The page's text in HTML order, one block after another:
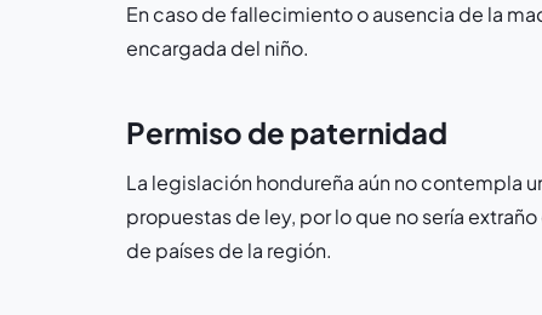
En caso de fallecimiento o ausencia de la
encargada del niño.
Permiso de paternidad
La legislación hondureña aún no contempla
propuestas de ley, por lo que no sería
de países de la región.